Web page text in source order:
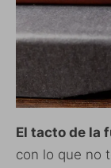
El tacto de la
con lo que no